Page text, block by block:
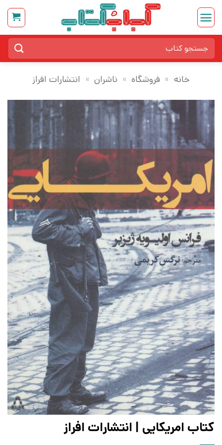
Skip
content
برای:
خانه » فروشگاه » ناشران » انتشارات افراز
کتاب امریکایی | انتشارات افراز